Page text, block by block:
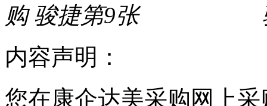
内容声明：
您在康企达美采购网上